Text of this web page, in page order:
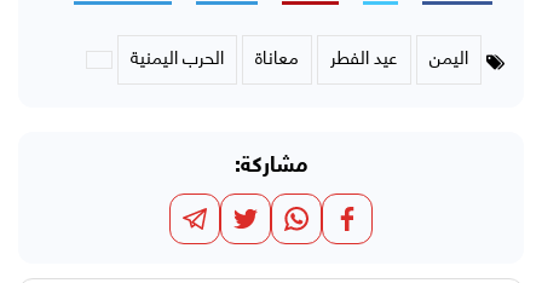
اليمن عيد الفطر معاناة الحرب اليمنية
مشاركة: